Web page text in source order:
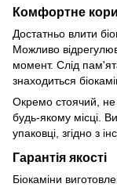
Комфортне
Достатньо влити
Можливо
момент. Слід
знаходиться
Окремо стоячий,
будь-якому місці.
упаковці, згідно з
Гарантія якості
Біокаміни